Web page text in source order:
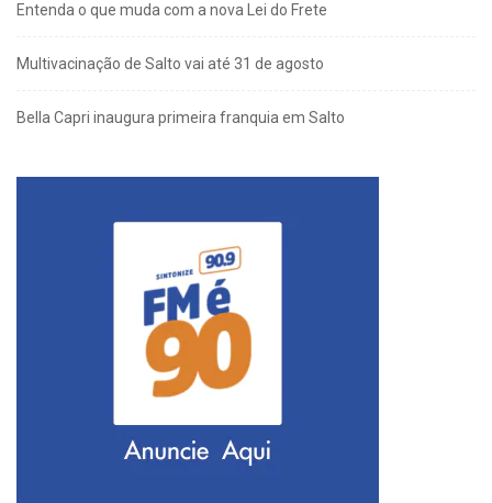
Entenda o que muda com a nova Lei do Frete
Multivacinação de Salto vai até 31 de agosto
Bella Capri inaugura primeira franquia em Salto